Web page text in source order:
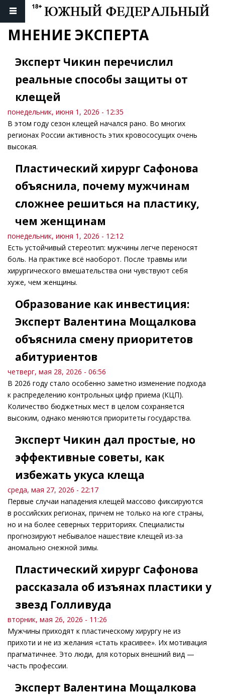
МНЕНИЕ ЭКСПЕРТА
Эксперт Чикин перечислил
реальные способы защиты от
клещей
понедельник, июня 1, 2026 - 12:35
В этом году сезон клещей начался рано. Во многих
регионах России активность этих кровососущих очень
высокая.
Пластический хирург Сафонова
объяснила, почему мужчинам
сложнее решиться на пластику,
чем женщинам
понедельник, июня 1, 2026 - 12:12
Есть устойчивый стереотип: мужчины легче переносят
боль. На практике всё наоборот. После травмы или
хирургического вмешательства они чувствуют себя
хуже, чем женщины.
Образование как инвестиция:
Эксперт Валентина Мощалкова
объяснила смену приоритетов
абитуриентов
четверг, мая 28, 2026 - 06:56
В 2026 году стало особенно заметно изменение подхода
к распределению контрольных цифр приема (КЦП).
Количество бюджетных мест в целом сохраняется
высоким, однако меняются приоритеты государства.
Эксперт Чикин дал простые, но
эффективные советы, как
избежать укуса клеща
среда, мая 27, 2026 - 22:17
Первые случаи нападения клещей массово фиксируются
в российских регионах, причем не только на юге страны,
но и на более северных территориях. Специалисты
прогнозируют небывалое нашествие клещей из-за
аномально снежной зимы.
Пластический хирург Сафонова
рассказала об изъянах пластики у
звезд Голливуда
вторник, мая 26, 2026 - 11:26
Мужчины приходят к пластическому хирургу не из
прихоти и не из желания «стать красивее». Их мотивация
прагматичнее. Это люди, для которых внешний вид —
часть профессии.
Эксперт Валентина Мощалкова